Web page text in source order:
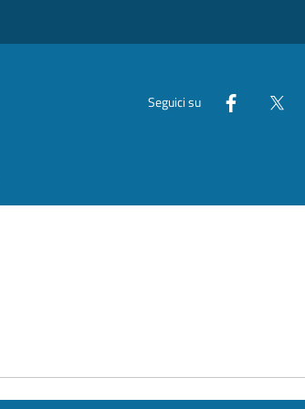
Seguici su